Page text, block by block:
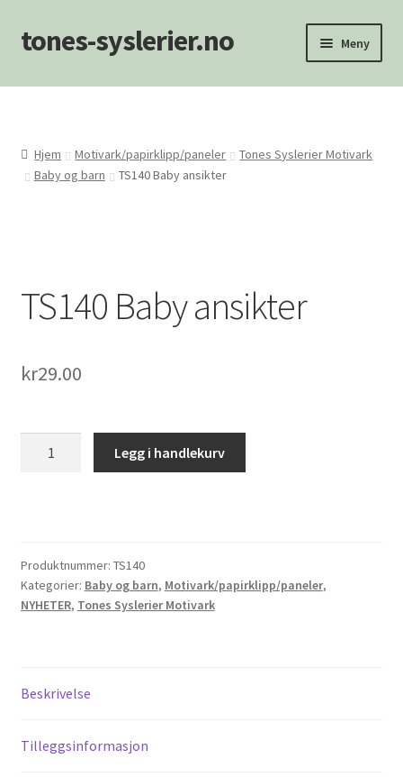
Hopp
til
Hopp
til
tones-syslerier.no Meny
Hjem
Min konto
Personvernerklæring
Salgsvilkår
Tips og ideer
Hjem Motivark/papirklipp/paneler
Tones Syslerier Motivark
Baby og barn
TS140 Baby ansikter
TS140 Baby ansikter
kr29.00
Legg i handlekurv
Produktnummer: TS140
Kategorier: Baby og barn, Motivark/papirklipp/paneler,
NYHETER, Tones Syslerier Motivark
Beskrivelse
Tilleggsinformasjon